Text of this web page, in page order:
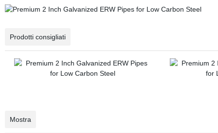
Prodotti consigliati
Mostra